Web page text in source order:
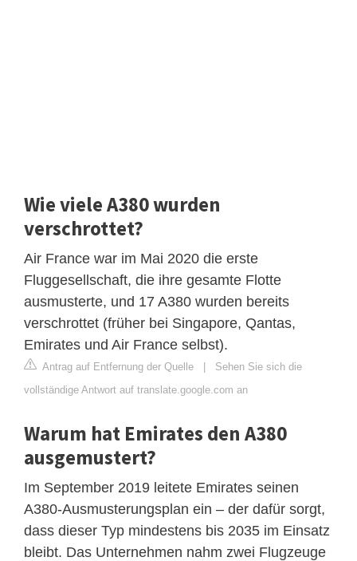
Wie viele A380 wurden
verschrottet?
Air France war im Mai 2020 die erste
Fluggesellschaft, die ihre gesamte Flotte
ausmusterte, und 17 A380 wurden bereits
verschrottet (früher bei Singapore, Qantas,
Emirates und Air France selbst).
Antrag auf Entfernung der Quelle | Sehen Sie sich die
vollständige Antwort auf translate.google.com an
Warum hat Emirates den A380
ausgemustert?
Im September 2019 leitete Emirates seinen
A380-Ausmusterungsplan ein – der dafür sorgt,
dass dieser Typ mindestens bis 2035 im Einsatz
bleibt. Das Unternehmen nahm zwei Flugzeuge